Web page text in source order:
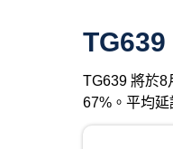
TG639
TG639 將於8
67%。平均延